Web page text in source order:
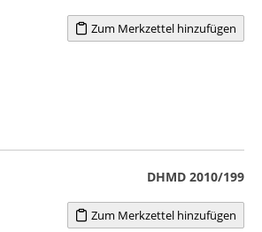
Zum Merkzettel hinzufügen
DHMD 2010/199
Zum Merkzettel hinzufügen